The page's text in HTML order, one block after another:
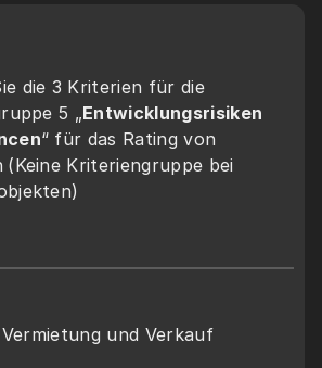
die 3 Kriterien für die
5 „Entwicklungsrisiken
(Keine Kriteriengruppe bei
Vermietung und Verkauf